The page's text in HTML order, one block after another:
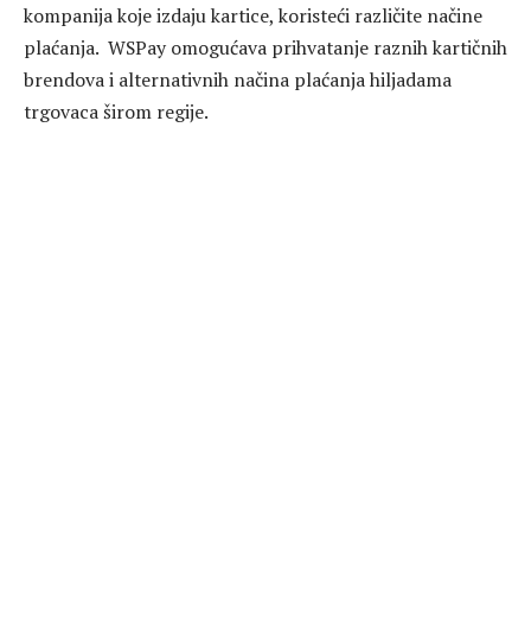
kompanija koje izdaju kartice, koristeći različite načine
plaćanja. WSPay omogućava prihvatanje raznih kartičnih
brendova i alternativnih načina plaćanja hiljadama
trgovaca širom regije.